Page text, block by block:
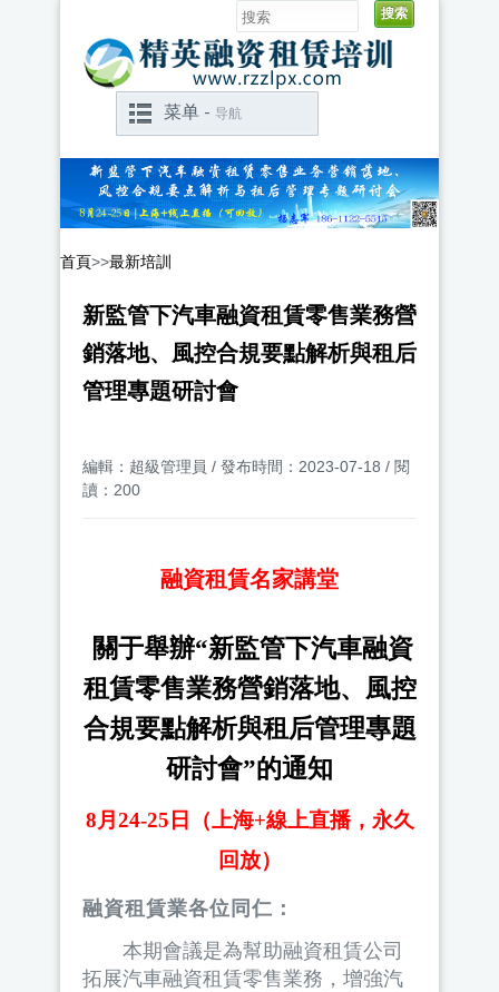
菜单 - 导航
首頁>>最新培訓
新監管下汽車融資租賃零售業務營
銷落地、風控合規要點解析與租后
管理專題研討會
編輯：超級管理員 / 發布時間：2023-07-18 / 閱
讀：200
融資租賃名家講堂
關于舉辦“新監管下汽車融資
租賃零售業務營銷落地、風控
合規要點解析與租后管理專題
研討會”的通知
8月24-25日（上海+線上直播，永久
回放）
融資租賃業各位同仁：
本期會議是為幫助融資租賃公司
拓展汽車融資租賃零售業務，增強汽